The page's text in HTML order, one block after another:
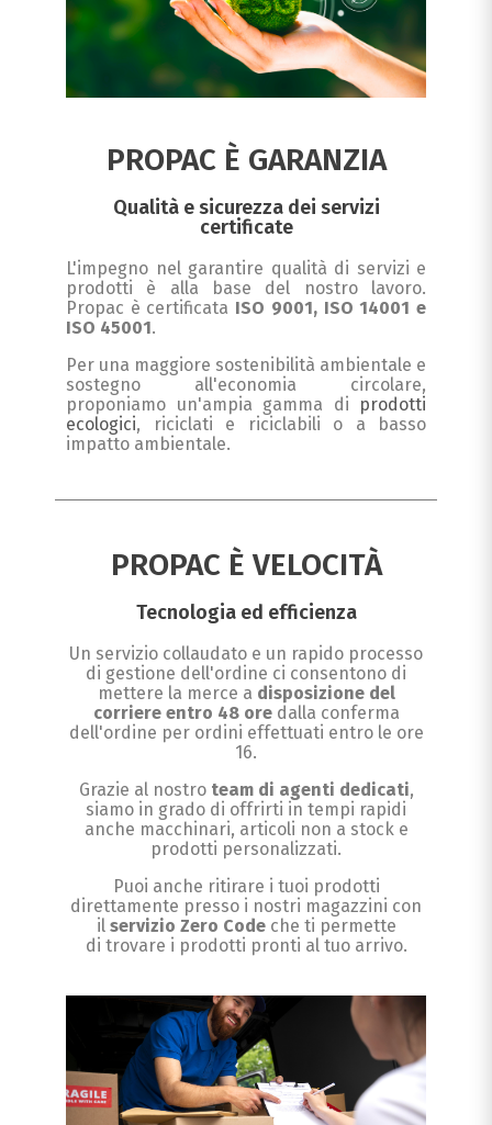
PROPAC È GARANZIA
Qualità e sicurezza dei servizi
certificate
L'impegno nel garantire qualità di servizi e
prodotti è alla base del nostro lavoro.
Propac è certificata ISO 9001, ISO 14001 e
ISO 45001.
Per una maggiore sostenibilità ambientale e
sostegno all'economia circolare,
proponiamo un'ampia gamma di
prodotti
ecologici, riciclati e riciclabili o a basso
impatto ambientale.
PROPAC È VELOCITÀ
Tecnologia ed efficienza
Un servizio collaudato e un rapido processo
di gestione dell'ordine ci consentono di
mettere la merce a disposizione del
corriere entro 48 oredalla conferma
dell'ordine per ordini effettuati entro le ore
16.
Grazie al nostro team di agenti dedicati,
siamo in grado di offrirti in tempi rapidi
anche macchinari, articoli non a stock e
prodotti personalizzati.
Puoi anche ritirare i tuoi prodotti
direttamente presso i nostri magazzini con
il servizio Zero Code che ti permette
di trovare i prodotti pronti al tuo arrivo.